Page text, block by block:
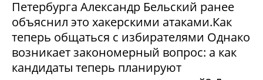
Петербурга Александр Бельский ранее
объяснил это хакерскими атаками.Как
теперь общаться с избирателями Однако
возникает закономерный вопрос: а как
кандидаты теперь планируют